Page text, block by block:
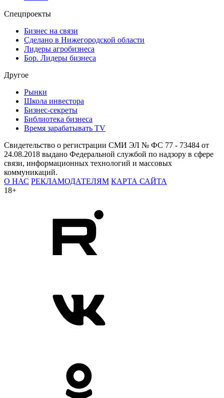
Спецпроекты
Бизнес на связи
Сделано в Нижегородской области
Лидеры агробизнеса
Бор. Лидеры бизнеса
Другое
Рынки
Школа инвестора
Бизнес-секреты
Библиотека бизнеса
Время зарабатывать TV
Свидетельство о регистрации СМИ ЭЛ № ФС 77 - 73484 от
24.08.2018 выдано Федеральной службой по надзору в сфере
связи, информационных технологий и массовых
коммуникаций.
О НАС РЕКЛАМОДАТЕЛЯМ КАРТА САЙТА
18+